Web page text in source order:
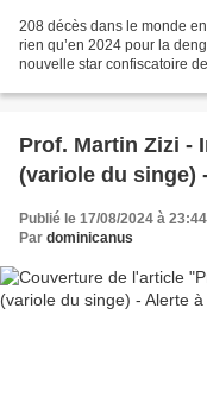
208 décès dans le monde
rien qu’en 2024 pour la
nouvelle star confiscatoire
Prof. Martin Zizi -
(variole du singe)
Publié le 17/08/2024 à 23:44
Par dominicanus